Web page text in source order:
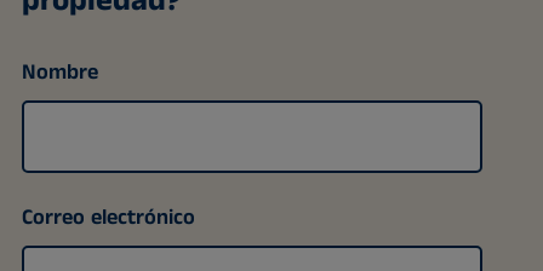
Nombre
Correo electrónico